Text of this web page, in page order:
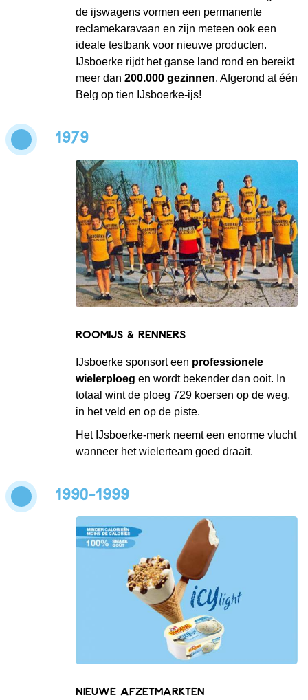
de ijswagens vormen een permanente
reclamekaravaan en zijn meteen ook een
ideale testbank voor nieuwe producten.
IJsboerke rijdt het ganse land rond en bereikt
meer dan 200.000 gezinnen. Afgerond at één
Belg op tien IJsboerke-ijs!
1979
Roomijs & renners
IJsboerke sponsort een professionele
wielerploeg en wordt bekender dan ooit. In
totaal wint de ploeg 729 koersen op de weg,
in het veld en op de piste.
Het IJsboerke-merk neemt een enorme vlucht
wanneer het wielerteam goed draait.
1990-1999
Nieuwe afzetmarkten